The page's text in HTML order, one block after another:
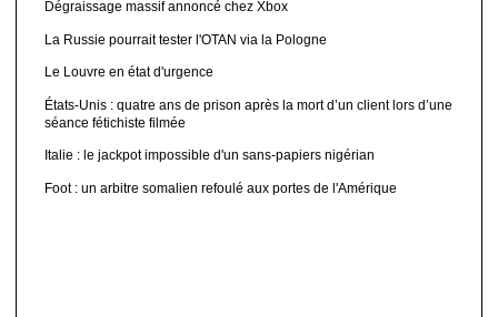
Dégraissage massif annoncé chez Xbox
La Russie pourrait tester l'OTAN via la Pologne
Le Louvre en état d'urgence
États-Unis : quatre ans de prison après la mort d’un client lors d’une
séance fétichiste filmée
Italie : le jackpot impossible d'un sans-papiers nigérian
Foot : un arbitre somalien refoulé aux portes de l'Amérique